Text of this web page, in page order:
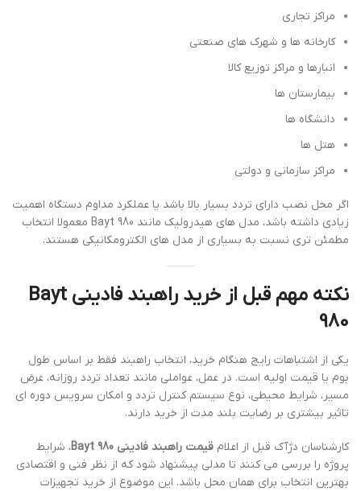
مراکز تجاری
کارخانه ها و شهرک های صنعتی
انبارها و مراکز توزیع کالا
بیمارستان ها
دانشگاه ها
هتل ها
مراکز سازمانی و دولتی
اگر محل نصب دارای تردد بسیار بالا باشد یا عملکرد مداوم دستگاه اهمیت
زیادی داشته باشد، مدل های هیدرولیک مانند Bayt 980 معمولا انتخاب
مطمئن تری نسبت به بسیاری از مدل های الکترومکانیکی هستند.
نکته مهم قبل از خرید راهبند فادینی Bayt
980
یکی از اشتباهات رایج هنگام خرید، انتخاب راهبند فقط بر اساس طول
بوم یا قیمت اولیه است. در عمل، عواملی مانند تعداد تردد روزانه، عرض
مسیر، شرایط محیطی، نوع سیستم کنترل تردد و امکان سرویس دوره ای
تاثیر بیشتری بر رضایت بلند مدت از خرید دارند.
کارشناسان دژآک قبل از اعلام قیمت راهبند فادینی Bayt 980
، شرایط
پروژه را بررسی می کنند تا مدلی پیشنهاد شود که از نظر فنی و اقتصادی
بهترین انتخاب برای همان محل باشد. این موضوع از خرید تجهیزات